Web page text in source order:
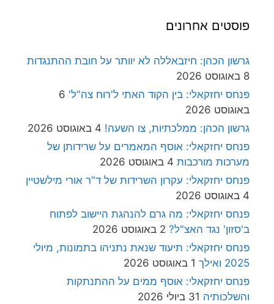
פוסטים אחרונים
גרשון הכהן: חיזבאללה לא יוותר על חובת ההתנגדות
8 באוגוסט 2026
פנחס יחזקאלי: בין הקוד האתי ל'רוח צה"ל' 6
באוגוסט 2026
גרשון הכהן: ממלכתיות, צו השעה! 4 באוגוסט 2026
פנחס יחזקאלי: אוסף המאמרים על שרידותן של
מערכות מורכבות 4 באוגוסט 2026
פנחס יחזקאלי: עקרון השרידות של ד"ר אורי מילשטיין
4 באוגוסט 2026
פנחס יחזקאלי: מה גרם להנהגת היישוב לפתוח
ב'סזון' נגד האצ"ל? 2 באוגוסט 2026
פנחס יחזקאלי: תיעוד שנאת נתניהו בתמונות, מיולי
2025 ואילך
1 באוגוסט 2026
פנחס יחזקאלי: אוסף ממים על ההתנתקות
והשלכותיה 31 ביולי 2026